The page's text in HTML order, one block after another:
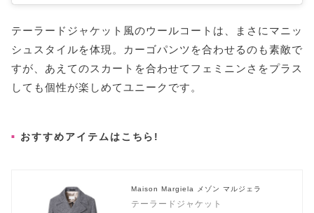
テーラードジャケット風のウールコートは、まさにマニッ
シュスタイルを体現。カーゴパンツを合わせるのも素敵で
すが、あえてのスカートを合わせてフェミニンさをプラス
しても個性が楽しめてユニークです。
おすすめアイテムはこちら!
Maison Margiela メゾン マルジェラ
テーラードジャケット